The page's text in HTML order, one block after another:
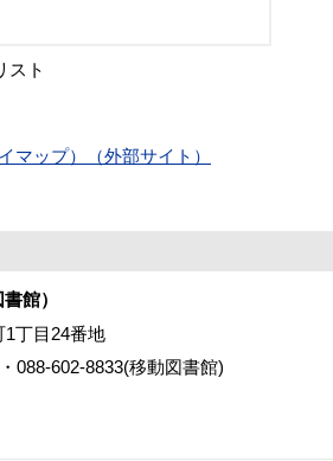
スト
マップ）（外部サイト）
館）
丁目24番地
088-602-8833(移動図書館)